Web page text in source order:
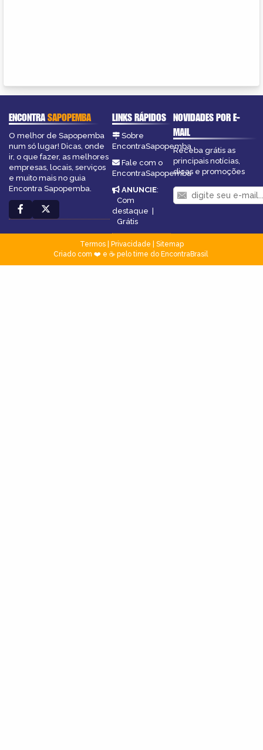
ENCONTRASAPOPEMBA
O melhor de Sapopemba
num só lugar! Dicas, onde
ir, o que fazer, as melhores
empresas, locais, serviços
e muito mais no guia
Encontra Sapopemba.
LINKS RÁPIDOS
Sobre
EncontraSapopemba
Fale com o
EncontraSapopemba
ANUNCIE:
Com
destaque |
Grátis
NOVIDADES POR E-
MAIL
Receba grátis as
principais notícias,
dicas e promoções
Termos| Privacidade
Sitemap
Criado com ❤️ e ☕ pelo time do EncontraBrasil